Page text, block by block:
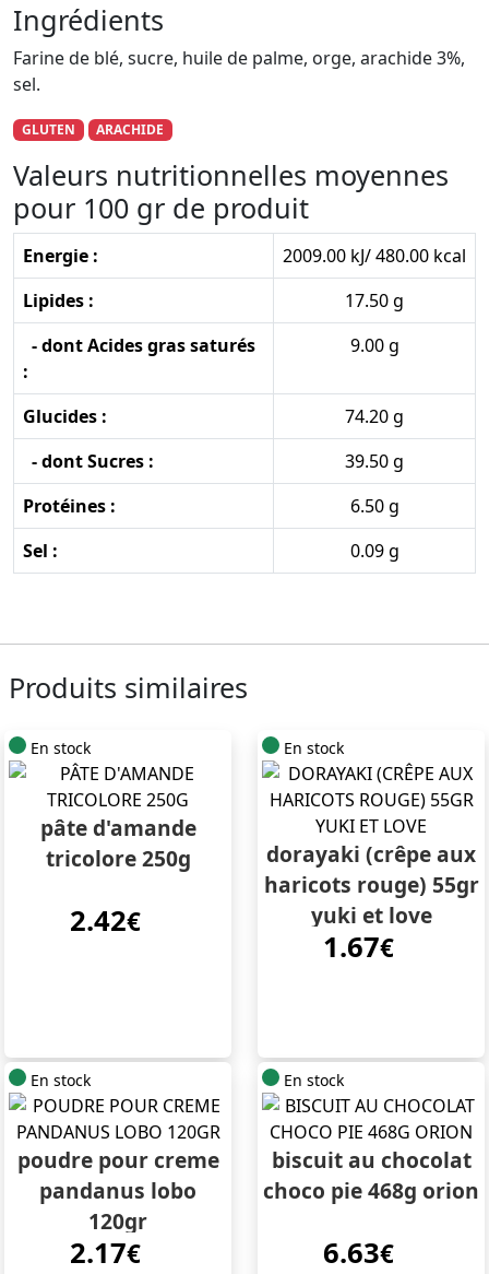
Ingrédients
Farine de blé, sucre, huile de palme, orge, arachide 3%,
sel.
GLUTEN ARACHIDE
Valeurs nutritionnelles moyennes
pour 100 gr de produit
Energie :
2009.00 kJ/ 480.00 kcal
Lipides :
17.50 g
- dont Acides gras saturés
:
9.00 g
Glucides :
74.20 g
- dont Sucres :
39.50 g
Protéines :
6.50 g
Sel :
0.09 g
Produits similaires
En stock
pâte d'amande
tricolore 250g
2.42€
En stock
dorayaki (crêpe aux
haricots rouge) 55gr
yuki et love
1.67€
En stock
poudre pour creme
pandanus lobo
120gr
2.17€
En stock
biscuit au chocolat
choco pie 468g orion
6.63€